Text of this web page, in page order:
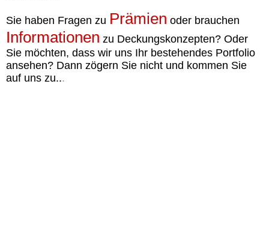
Sie haben Fragen zu Prämien oder brauchen
Informationen zu Deckungskonzepten? Oder
Sie möchten, dass wir uns Ihr bestehendes Portfolio
ansehen? Dann zögern Sie nicht und kommen Sie
auf uns zu...